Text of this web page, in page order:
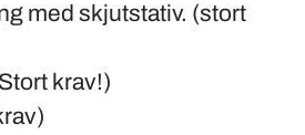
med skjutstativ. (stort
krav!)